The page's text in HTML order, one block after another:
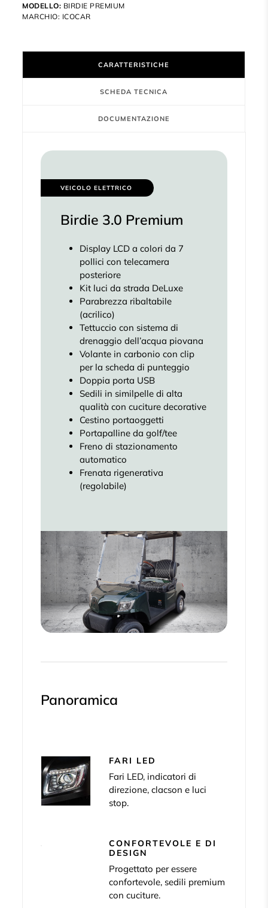
MODELLO: BIRDIE PREMIUM
MARCHIO: ICOCAR
CARATTERISTICHE
SCHEDA TECNICA
DOCUMENTAZIONE
VEICOLO ELETTRICO
Birdie 3.0 Premium
Display LCD a colori da 7
pollici con telecamera
posteriore
Kit luci da strada DeLuxe
Parabrezza ribaltabile
(acrilico)
Tettuccio con sistema di
drenaggio dell’acqua piovana
Volante in carbonio con clip
per la scheda di punteggio
Doppia porta USB
Sedili in similpelle di alta
qualità con cuciture decorative
Cestino portaoggetti
Portapalline da golf/tee
Freno di stazionamento
automatico
Frenata rigenerativa
(regolabile)
Panoramica
FARI LED
Fari LED, indicatori di
direzione, clacson e luci
stop.
CONFORTEVOLE E DI
DESIGN
Progettato per essere
confortevole, sedili premium
con cuciture.